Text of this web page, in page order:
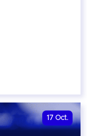
17 Oct.